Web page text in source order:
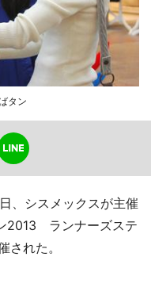
タン
、シスメックスが主催
2013 ランナーズステ
された。